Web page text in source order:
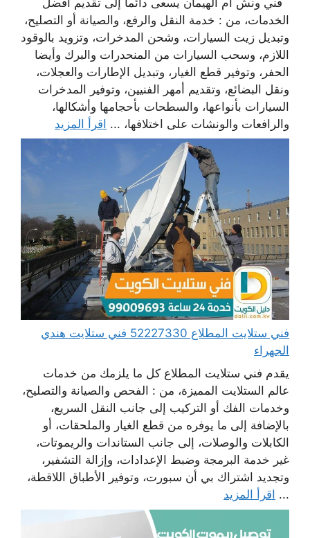
الخدمات، من : خدمة النقل والرفع، والصيانة أو التصليح،
وتبديل زيت السيارات، وشحن المدخرات، وتزويد بالوقود
اللازم، وسحب السيارات من المنحدرات والبرك وأيضا
الحفر، وتوفير قطع الغيار، وتبديل الإطارات والعجلات،
ونقل البضائع، وتقديم أمهر الفنيين، وتوفير المدخرات
السيارات بأنواعها، والسطحات بأحجامها وأشكالها،
والرافعات والونشات على اختلافها، ... اقرأ المزيد
فني ستلايت المطلاع 52227330 فني ستلايت هندي
الجهراء
يقدم فني ستلايت المطلاع كل ما يلزمك من خدمات
عالم الستلايت المميزة، من : الفحص والصيانة والتصليح،
وخدمات الفك أو التركيب إلى جانب النقل السريع،
بالإضافة إلى ما يوفره من قطع الغيار والملحقات، أو
الكابلات والوصلات، إلى جانب الستاندات والريموتات،
غير خدمة البرمجة وضبط الإعدادات، وإزالة التشفير،
وتجديد اشتراك بي أن سبورت، وتوفير الأطباق اللاقطة،
... اقرأ المزيد